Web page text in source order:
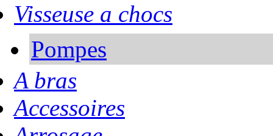
Visseuse a chocs
Pompes
A bras
Accessoires